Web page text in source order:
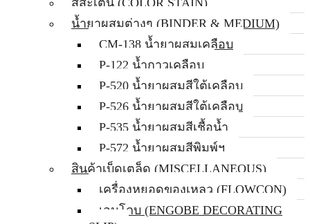
สีสะเตน (COLOR STAIN)
น้ำยาผสมต่างๆ (BINDER & MEDIUM)
CM-138 น้ำยาผสมเคลือบ
P-122 น้ำกาวเคลือบ
P-520 น้ำยาผสมสีใต้เคลือบ
P-526 น้ำยาผสมสีใต้เคลือบ
P-535 น้ำยาผสมสีเชื้อน้ำ
P-572 น้ำยาผสมสีพิมพ์ฯ
สินค้าเบ็ดเตล็ด (MISCELLANEOUS)
เครื่องหยอดของเหลว (FLOWCON)
เอนโกบ (ENGOBE DECORATING